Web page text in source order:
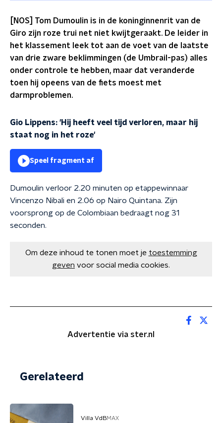
[NOS] Tom Dumoulin is in de koninginnenrit van de
Giro zijn roze trui net niet kwijtgeraakt. De leider in
het klassement leek tot aan de voet van de laatste
van drie zware beklimmingen (de Umbrail-pas) alles
onder controle te hebben, maar dat veranderde
toen hij opeens van de fiets moest met
darmproblemen.
Gio Lippens: 'Hij heeft veel tijd verloren, maar hij
staat nog in het roze'
Speel fragment af
Dumoulin verloor 2.20 minuten op etappewinnaar
Vincenzo Nibali en 2.06 op Nairo Quintana. Zijn
voorsprong op de Colombiaan bedraagt nog 31
seconden.
Om deze inhoud te tonen moet je toestemming
geven voor social media cookies.
Advertentie via ster.nl
Gerelateerd
Villa VdBMAX